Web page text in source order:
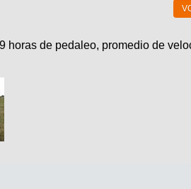
horas de pedaleo, promedio de